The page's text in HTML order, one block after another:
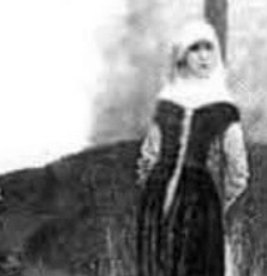
انتهت أزمة العالمي المالية؟
رسميًا
خطفها للأنظار؟
أسامة نبيه